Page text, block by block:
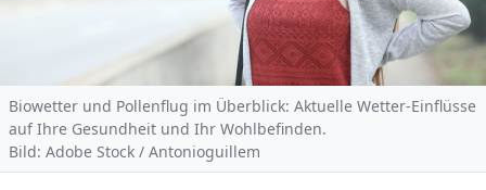
Biowetter und Pollenflug im Überblick: Aktuelle Wetter-Einflüsse
auf Ihre Gesundheit und Ihr Wohlbefinden.
Bild: Adobe Stock / Antonioguillem